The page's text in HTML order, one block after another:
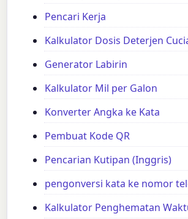
Pencari Kerja
Kalkulator Dosis Deterjen
Generator Labirin
Kalkulator Mil per Galon
Konverter Angka ke Kata
Pembuat Kode QR
Pencarian Kutipan (Inggris)
pengonversi kata ke nomor
Kalkulator Penghematan